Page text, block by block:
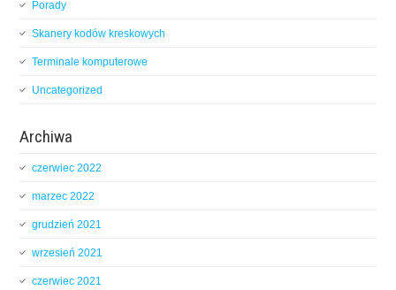
Porady
Skanery kodów kreskowych
Terminale komputerowe
Uncategorized
Archiwa
czerwiec 2022
marzec 2022
grudzień 2021
wrzesień 2021
czerwiec 2021